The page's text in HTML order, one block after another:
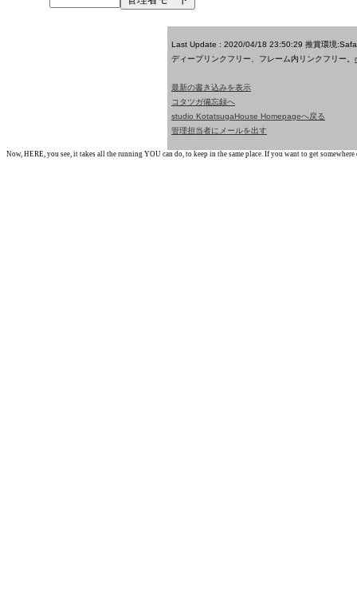
Last Update : 2020/04/18 23:50:29 推賞環境
ディープリンクフリー、フレーム内リンクフリー。
最新の書き込みを表示
コタツガ備忘録へ
studio KotatsugaHouse Homepageへ戻る
管理担当者にメールを出す
Now, HERE, you see, it takes all the running YOU can do, to keep in the same place. If you want to get